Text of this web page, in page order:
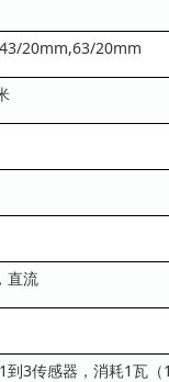
20mm,63/20mm
直流
到3传感器，消耗1瓦（